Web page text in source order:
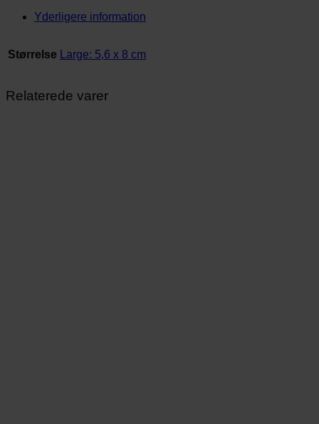
Yderligere information
Størrelse Large: 5,6 x 8 cm
Relaterede varer